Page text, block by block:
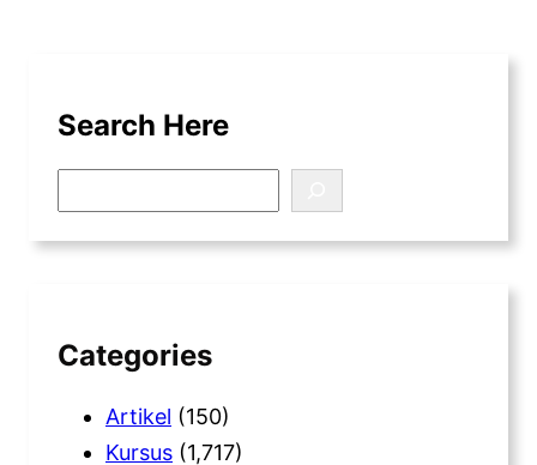
Search Here
e
a
Categories
Artikel (150)
Kursus (1,717)